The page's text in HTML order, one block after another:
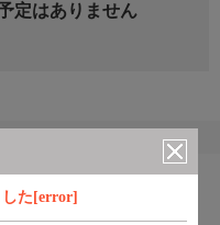
した[error]
定はありません